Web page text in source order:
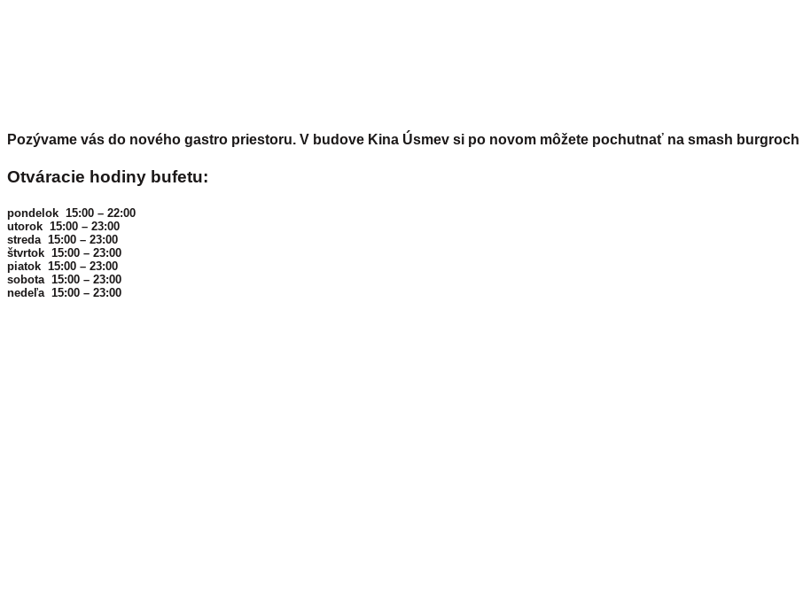
Pozývame vás do nového gastro priestoru. V budove Kina Úsmev si po novom môžete pochutnať na smash
Otváracie hodiny bufetu:
pondelok 15:00 – 22:00
utorok 15:00 – 23:00
streda 15:00 – 23:00
štvrtok 15:00 – 23:00
piatok 15:00 – 23:00
sobota 15:00 – 23:00
nedeľa 15:00 – 23:00